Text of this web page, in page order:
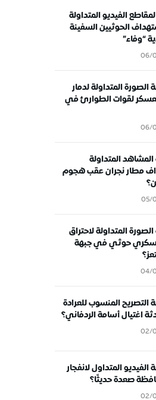
الفيديو المتداولة
الحوثيين السفينة
“وفاء”
06/
الصورة المتداولة لدمار
لقوات الطوارئ في
06/
المتداولة
مطار نجران عقب هجوم
05/
المتداولة لاحتراق
حوثي في جبهة
04/
التصريح المنسوب للعرادة
اغتيال أسامة الردفاني؟
02/
الفيديو المتداول لانفجار
صعدة حديثًا؟
02/